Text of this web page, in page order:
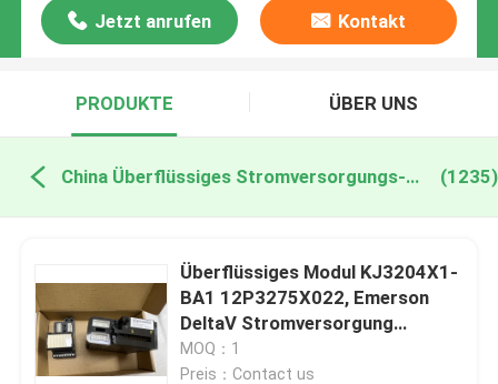
Jetzt anrufen Kontakt
PRODUKTE ÜBER UNS
China Überflüssiges Stromversorgungs-Modul (1235)
Überflüssiges Modul KJ3204X1-
BA1 12P3275X022, Emerson
DeltaV Stromversorgung
VE4002S1T2B5
MOQ：1
Preis：Contact us